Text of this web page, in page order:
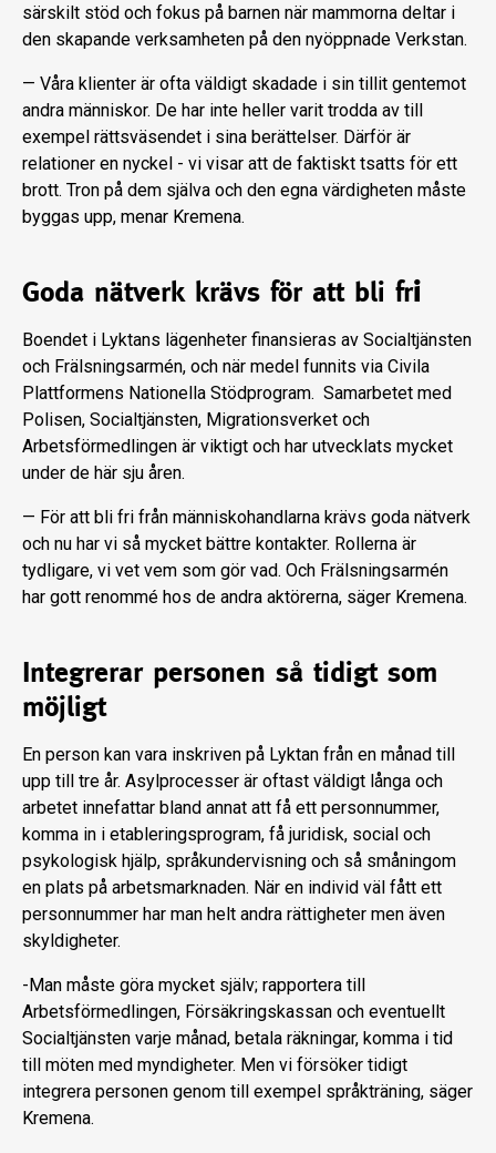
särskilt stöd och fokus på barnen när mammorna deltar i
den skapande verksamheten på den nyöppnade Verkstan.
— Våra klienter är ofta väldigt skadade i sin tillit gentemot
andra människor. De har inte heller varit trodda av till
exempel rättsväsendet i sina berättelser. Därför är
relationer en nyckel - vi visar att de faktiskt tsatts för ett
brott. Tron på dem själva och den egna värdigheten måste
byggas upp, menar Kremena.
Goda nätverk krävs för att bli fri
Boendet i Lyktans lägenheter finansieras av Socialtjänsten
och Frälsningsarmén, och när medel funnits via Civila
Plattformens Nationella Stödprogram. Samarbetet med
Polisen, Socialtjänsten, Migrationsverket och
Arbetsförmedlingen är viktigt och har utvecklats mycket
under de här sju åren.
— För att bli fri från människohandlarna krävs goda nätverk
och nu har vi så mycket bättre kontakter. Rollerna är
tydligare, vi vet vem som gör vad. Och Frälsningsarmén
har gott renommé hos de andra aktörerna, säger Kremena.
Integrerar personen så tidigt som
möjligt
En person kan vara inskriven på Lyktan från en månad till
upp till tre år. Asylprocesser är oftast väldigt långa och
arbetet innefattar bland annat att få ett personnummer,
komma in i etableringsprogram, få juridisk, social och
psykologisk hjälp, språkundervisning och så småningom
en plats på arbetsmarknaden. När en individ väl fått ett
personnummer har man helt andra rättigheter men även
skyldigheter.
-Man måste göra mycket själv; rapportera till
Arbetsförmedlingen, Försäkringskassan och eventuellt
Socialtjänsten varje månad, betala räkningar, komma i tid
till möten med myndigheter. Men vi försöker tidigt
integrera personen genom till exempel språkträning, säger
Kremena.